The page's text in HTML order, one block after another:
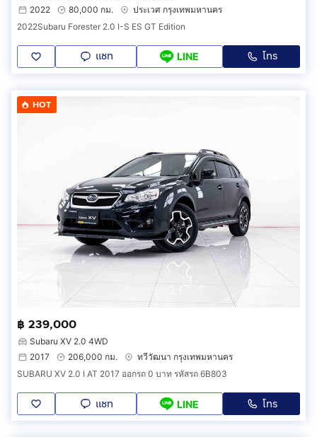
2022
80,000 กม.
ประเวศ กรุงเทพมหานคร
2022Subaru Forester 2.0 I-S ES GT Edition
แชท LINE โทร
HOT
฿ 239,000
Subaru XV 2.0 4WD
2017
206,000 กม.
ทวีวัฒนา กรุงเทพมหานคร
SUBARU XV 2.0 I AT 2017 ออกรถ 0 บาท รหัสรถ 6B803
แชท LINE โทร